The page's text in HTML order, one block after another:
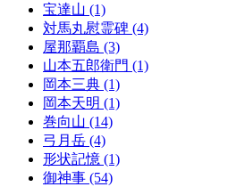
宝達山 (1)
対馬丸慰霊碑 (4)
屋那覇島 (3)
山本五郎衛門 (1)
岡本三典 (1)
岡本天明 (1)
巻向山 (14)
弓月岳 (4)
形状記憶 (1)
御神事 (54)